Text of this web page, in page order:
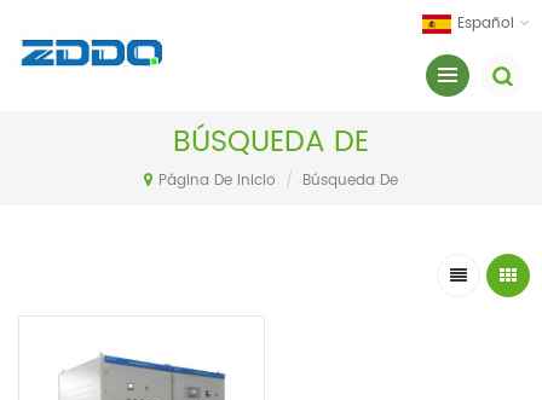
Español
BÚSQUEDA DE
Página De Inicio / Búsqueda De